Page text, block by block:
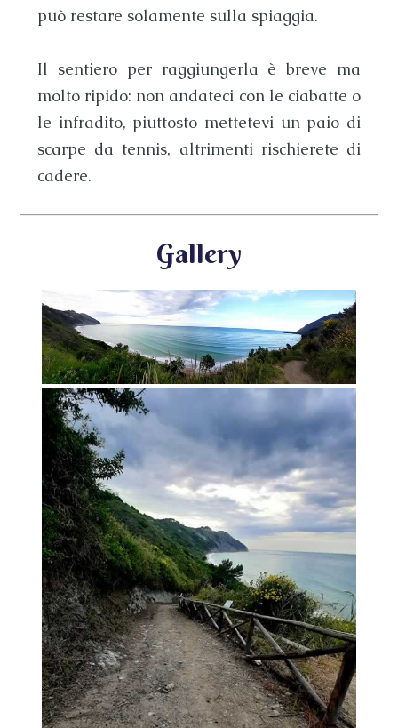
può restare solamente sullaspiaggia.
Il sentiero per raggiungerla è breve ma
molto ripido: non andateci con le ciabatte o
le infradito, piuttosto mettetevi un paio di
scarpe da tennis, altrimenti rischierete di
cadere.
Gallery